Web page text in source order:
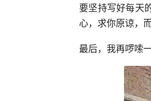
要坚持写好每天
心，求你原谅，
最后，我再啰嗦